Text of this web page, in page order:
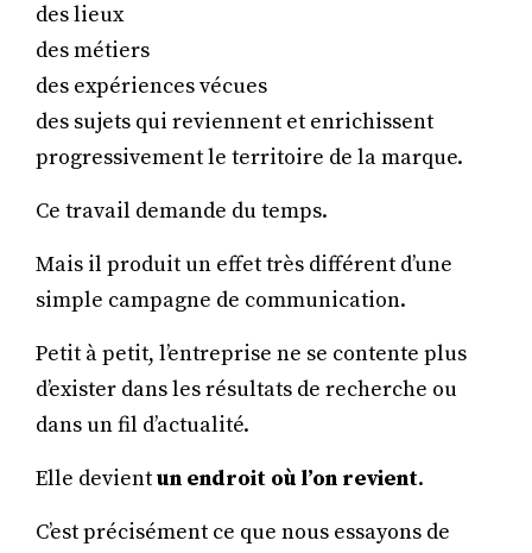
des lieux
des métiers
des expériences vécues
des sujets qui reviennent et enrichissent
progressivement le territoire de la marque.
Ce travail demande du temps.
Mais il produit un effet très différent d’une
simple campagne de communication.
Petit à petit, l’entreprise ne se contente plus
d’exister dans les résultats de recherche ou
dans un fil d’actualité.
Elle devientun endroit où l’on revient.
C’est précisément ce que nous essayons de